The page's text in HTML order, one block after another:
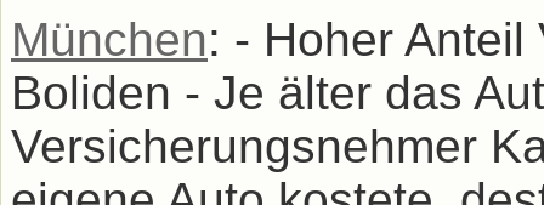
München: - Hoher
Boliden - Je älter das
Versicherungsnehmer